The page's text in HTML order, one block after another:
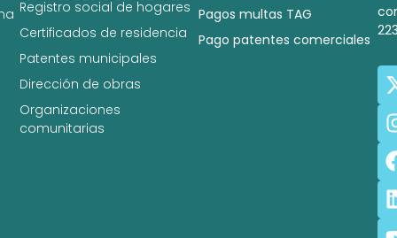
Pagos multas TAG
Pago patentes comerciales
Registro social de hogares
Certificados de residencia
Patentes municipales
Dirección de obras
Organizaciones
comunitarias